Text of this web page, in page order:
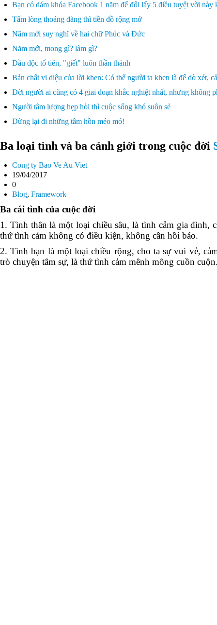
Bạn có dám khóa Facebook 1 năm để đổi lấy 5 điều tuyệt vời này
Tấm lòng thoáng đãng thì tiền đồ rộng mở
Năm mới suy nghĩ về hai chữ Phúc và Đức
Năm mới, mong gì? làm gì?
Đầu độc tổ tiên, "giết" luôn thần thánh
Bản chất vi diệu của lời khen: Có thể người ta khen là để dò xét,
Đời người ai cũng có 4 giai đoạn khắc nghiệt nhất, nhưng không
Người tâm lượng hẹp hòi thì cuộc sống khó suôn sẻ
Dừng lại đi những tâm hồn méo mó!
Ba loại tình và ba cảnh giới trong cuộc đời
Cong ty Bao Ve Au Viet
19/04/2017
0
Blog, Framework
Ba cái tình của cuộc đời
1. Tình thân là một loại chiều sâu, là tình cảm gia đình,
thứ tình cảm không có điều kiện, không cần hồi báo.
2. Tình bạn là một loại chiều rộng, cho ta sự vui vẻ,
trò chuyện tâm sự, là thứ tình cảm mênh mông cuồn